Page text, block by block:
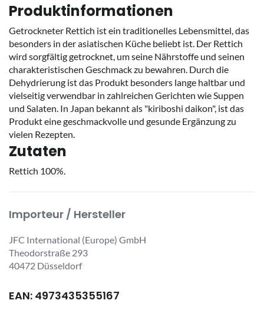
Produktinformationen
Getrockneter Rettich ist ein traditionelles Lebensmittel, das
besonders in der asiatischen Küche beliebt ist. Der Rettich
wird sorgfältig getrocknet, um seine Nährstoffe und seinen
charakteristischen Geschmack zu bewahren. Durch die
Dehydrierung ist das Produkt besonders lange haltbar und
vielseitig verwendbar in zahlreichen Gerichten wie Suppen
und Salaten. In Japan bekannt als "kiriboshi daikon", ist das
Produkt eine geschmackvolle und gesunde Ergänzung zu
vielen Rezepten.
Zutaten
Rettich 100%.
Importeur / Hersteller
JFC International (Europe) GmbH
Theodorstraße 293
40472 Düsseldorf
EAN: 4973435355167